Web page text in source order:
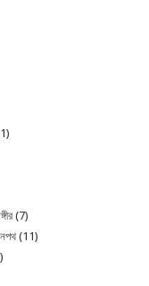
(7)
(11)